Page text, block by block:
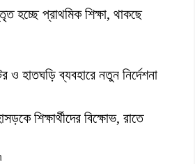
হচ্ছে প্রাথমিক শিক্ষা, থাকছে
হাতঘড়ি ব্যবহারে নতুন নির্দেশনা
শিক্ষার্থীদের বিক্ষোভ, রাতে